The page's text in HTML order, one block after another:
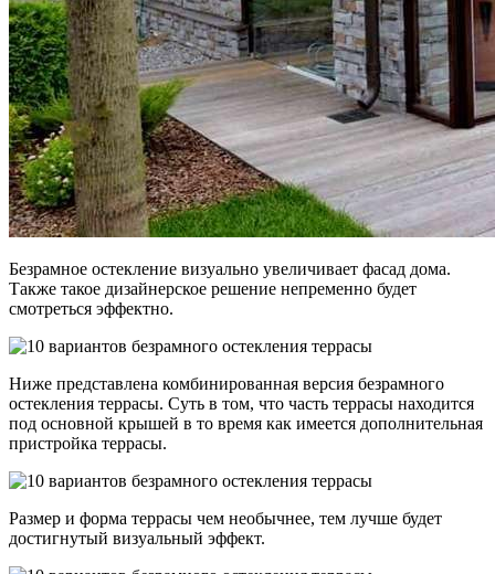
Безрамное остекление визуально увеличивает фасад дома.
Также такое дизайнерское решение непременно будет
смотреться эффектно.
Ниже представлена комбинированная версия безрамного
остекления террасы. Суть в том, что часть террасы находится
под основной крышей в то время как имеется дополнительная
пристройка террасы.
Размер и форма террасы чем необычнее, тем лучше будет
достигнутый визуальный эффект.